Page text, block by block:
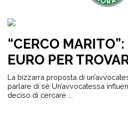
“CERCO
EURO PER
La bizzarra proposta di
parlare di sé Un’avvocatessa
deciso di cercare ...